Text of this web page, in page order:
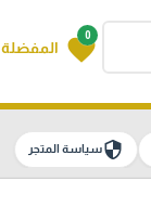
0
favorite المفضلة
securityسياسة المتجر